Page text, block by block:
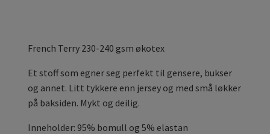
French Terry 230-240 gsm økotex
Et stoff som egner seg perfekt til gensere, bukser
og annet. Litt tykkere enn jersey og med små løkker
på baksiden. Mykt og deilig.
Inneholder: 95% bomull og 5% elastan